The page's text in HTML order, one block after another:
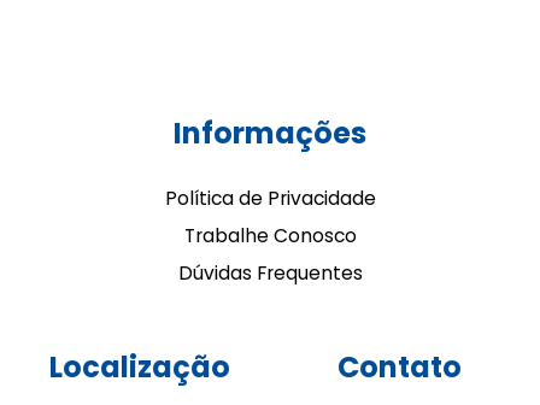
Informações
Política de Privacidade
Trabalhe Conosco
Dúvidas Frequentes
Localização Contato